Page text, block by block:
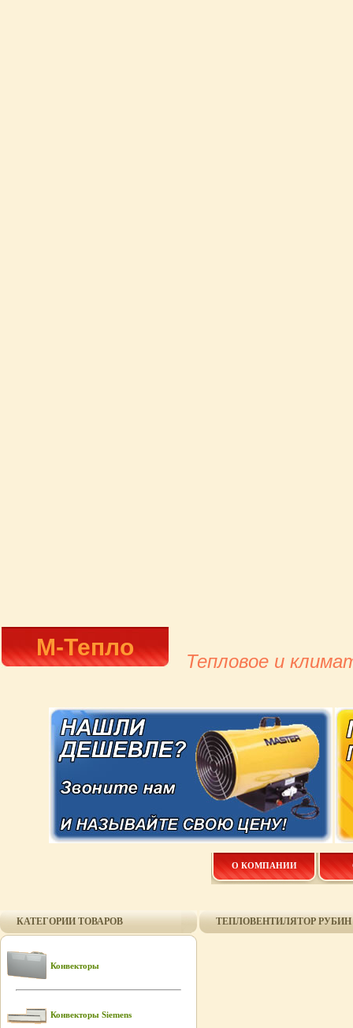
М-Тепло
Тепловое и
О КОМПАНИИ
КАТЕГОРИИ ТОВАРОВ
Конвекторы
Конвекторы Siemens
ТЕПЛОВЕНТИЛЯТОР РУБИН